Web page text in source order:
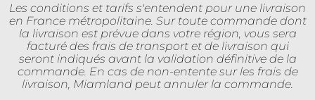
Les conditions et tarifs s'entendent pour une livraison
en France métropolitaine. Sur toute commande dont
la livraison est prévue dans votre région, vous sera
facturé des frais de transport et de livraison qui
seront indiqués avant la validation définitive de la
commande. En cas de non-entente sur les frais de
livraison, Miamland peut annuler la commande.